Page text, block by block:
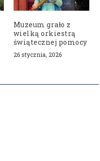
Muzeum grało z
wielką orkiestrą
świątecznej pomocy
26 stycznia, 2026